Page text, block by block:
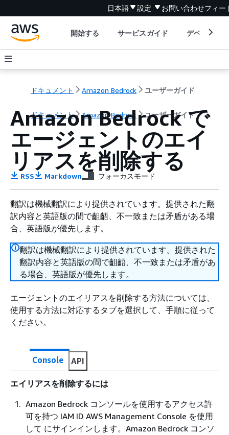
日本語 設定 お問い合わせフィー
開始する サービスガイド デベロッパ
ドキュメント Amazon Bedrock ユーザーガイド
ドキュメント Amazon Bedrock ユーザーガイド
Amazon Bedrock で
エージェントのエイ
リアスを削除する
RSS Markdown フォーカスモード
翻訳は機械翻訳により提供されています。提供された翻
訳内容と英語版の間で齟齬、不一致または矛盾がある場
合、英語版が優先します。
翻訳は機械翻訳により提供されています。提供された
翻訳内容と英語版の間で齟齬、不一致または矛盾があ
る場合、英語版が優先します。
エージェントのエイリアスを削除する方法については、
使用する方法に対応するタブを選択して、手順に従って
ください。
Console API
エイリアスを削除するには
Amazon Bedrock コンソールを使用するアクセス許
可を持つ IAM ID AWS Management Console を使用
して にサインインします。Amazon Bedrock コンソ